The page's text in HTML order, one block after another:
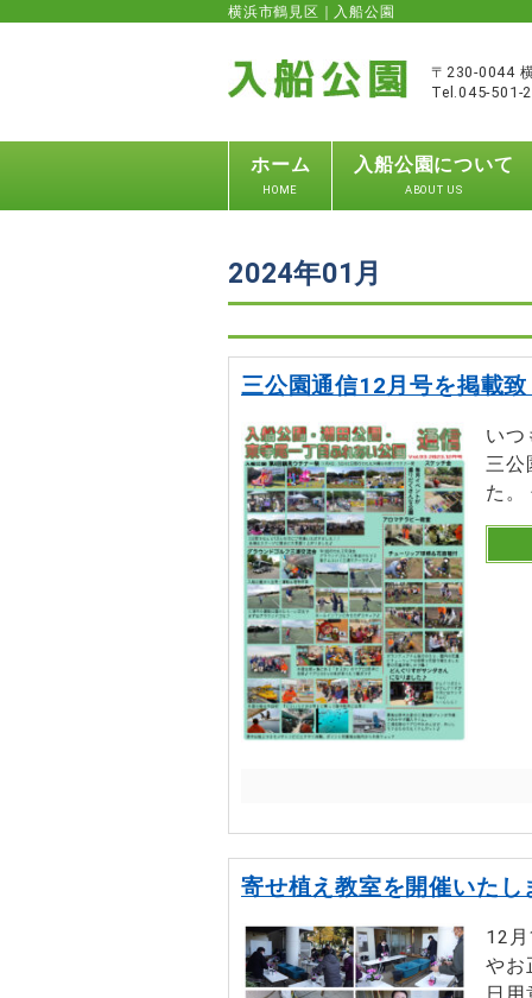
横浜市鶴見区｜入船公園
〒230-0044
Tel.045-501-
ホーム
HOME
入船公園について
ABOUT US
2024年01月
三公園通信12月号を掲載
いつ
三公
た
寄せ植え教室を開催いたし
12
やお